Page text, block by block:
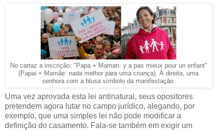
No cartaz a inscrição: "Papa + Maman: y a pas mieux pour un enfant"
(Papai + Mamãe: nada melhor para uma criança). À direita, uma
senhora com a blusa símbolo da manifestação.
Uma vez aprovada esta lei antinatural, seus opositores
pretendem agora lutar no campo jurídico, alegando, por
exemplo, que uma simples lei não pode modificar a
definição do casamento. Fala-se também em exigir um